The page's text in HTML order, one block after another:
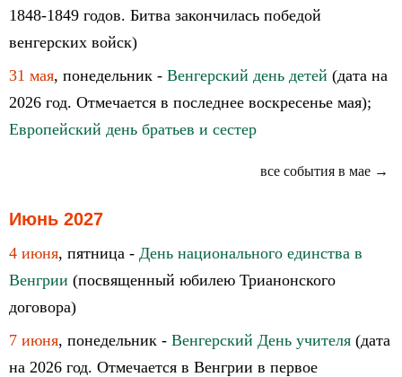
1848-1849 годов. Битва закончилась победой
венгерских войск)
31 мая, понедельник - Венгерский день детей (дата на
2026 год. Отмечается в последнее воскресенье мая);
Европейский день братьев и сестер
все события в мае →
Июнь 2027
4 июня, пятница - День национального единства в
Венгрии (посвященный юбилею Трианонского
договора)
7 июня, понедельник - Венгерский День учителя (дата
на 2026 год. Отмечается в Венгрии в первое